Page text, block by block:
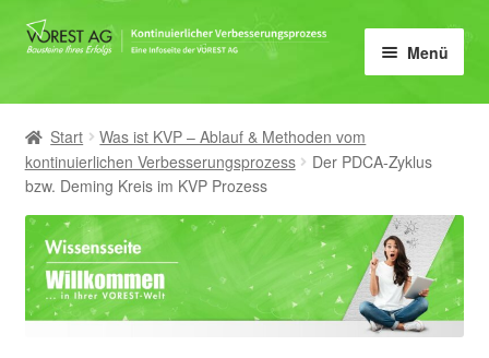
Zur
Zum
Menü
Home
KVP
Der Nutzen von KVP für
Unternehmen
Der KVP Coach als
Start
Was ist KVP – Ablauf & Methoden vom
kontinuierlichen Verbesserungsprozess
Der PDCA-Zyklus
bzw. Deming Kreis im KVP Prozess